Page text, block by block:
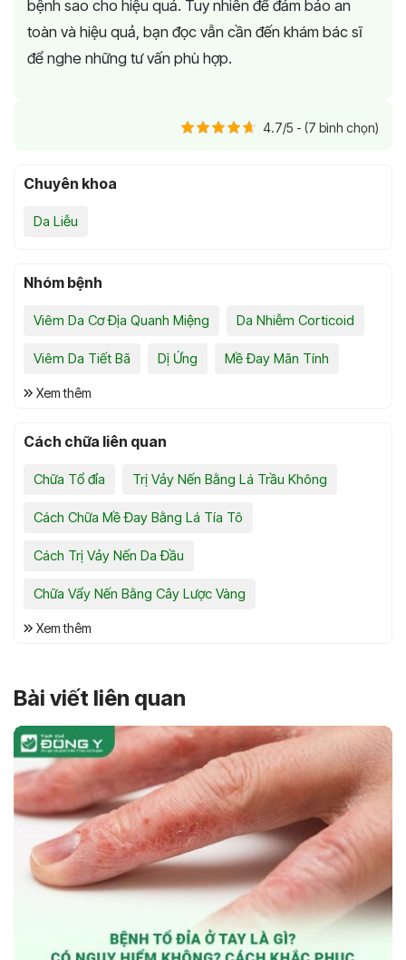
bệnh sao cho hiệu quả. Tuy nhiên để đảm bảo an
toàn và hiệu quả, bạn đọc vẫn cần đến khám bác sĩ
để nghe những tư vấn phù hợp.
4.7/5 - (7 bình chọn)
Chuyên khoa
Da Liễu
Nhóm bệnh
Viêm Da Cơ Địa Quanh Miệng Da Nhiễm Corticoid
Viêm Da Tiết Bã Dị Ứng Mề Đay Mãn Tính
Xem thêm
Cách chữa liên quan
Chữa Tổ đỉa Trị Vảy Nến Bằng Lá Trầu Không
Cách Chữa Mề Đay Bằng Lá Tía Tô
Cách Trị Vảy Nến Da Đầu
Chữa Vẩy Nến Bằng Cây Lược Vàng
Xem thêm
Bài viết liên quan